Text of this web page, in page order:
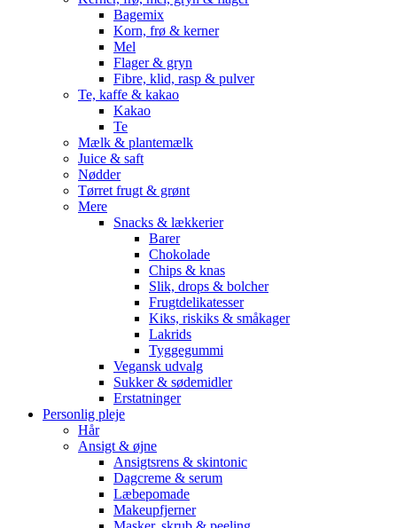
Bagemix
Korn, frø & kerner
Mel
Flager & gryn
Fibre, klid, rasp & pulver
Te, kaffe & kakao
Kakao
Te
Mælk & plantemælk
Juice & saft
Nødder
Tørret frugt & grønt
Mere
Snacks & lækkerier
Barer
Chokolade
Chips & knas
Slik, drops & bolcher
Frugtdelikatesser
Kiks, riskiks & småkager
Lakrids
Tyggegummi
Vegansk udvalg
Sukker & sødemidler
Erstatninger
Personlig pleje
Hår
Ansigt & øjne
Ansigtsrens & skintonic
Dagcreme & serum
Læbepomade
Makeupfjerner